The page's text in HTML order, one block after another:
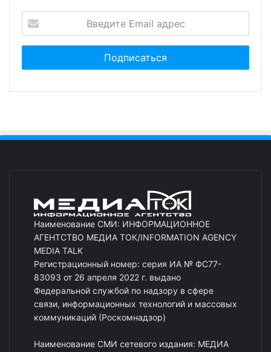
Наименование СМИ: ИНФОРМАЦИОННОЕ
АГЕНТСТВО МЕДИА ТОК/INFORMATION AGENCY
MEDIA TALK
Регистрационный номер: серия ИА № ФС77-
83093 от 26 апреля 2022 г. выдано
Федеральной службой по надзору в сфере
связи, информационных технологий и массовых
коммуникаций (Роскомнадзор)
Наименование СМИ сетевого издания: МЕДИА